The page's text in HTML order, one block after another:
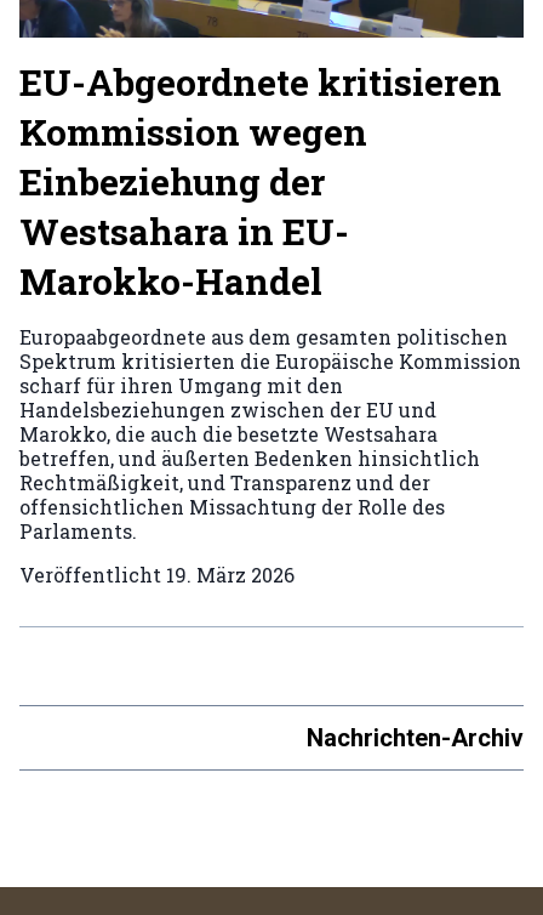
EU-Abgeordnete kritisieren
Kommission wegen
Einbeziehung der
Westsahara in EU-
Marokko-Handel
Europaabgeordnete aus dem gesamten politischen
Spektrum kritisierten die Europäische Kommission
scharf für ihren Umgang mit den
Handelsbeziehungen zwischen der EU und
Marokko, die auch die besetzte Westsahara
betreffen, und äußerten Bedenken hinsichtlich
Rechtmäßigkeit, und Transparenz und der
offensichtlichen Missachtung der Rolle des
Parlaments.
Veröffentlicht 19. März 2026
Nachrichten-Archiv